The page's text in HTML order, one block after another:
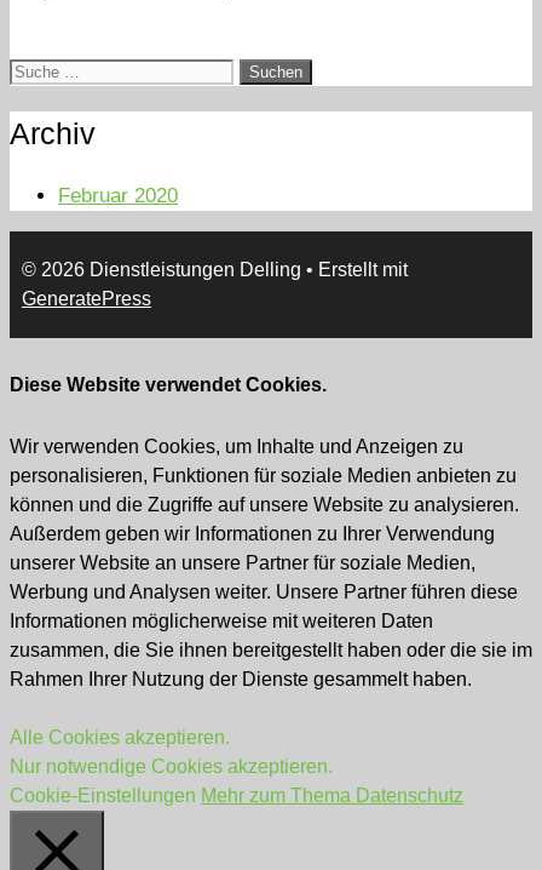
Suche
Archiv
Februar 2020
© 2026 Dienstleistungen Delling • Erstellt mit
GeneratePress
Diese Website verwendet Cookies.
Wir verwenden Cookies, um Inhalte und Anzeigen zu
personalisieren, Funktionen für soziale Medien anbieten zu
können und die Zugriffe auf unsere Website zu analysieren.
Außerdem geben wir Informationen zu Ihrer Verwendung
unserer Website an unsere Partner für soziale Medien,
Werbung und Analysen weiter. Unsere Partner führen diese
Informationen möglicherweise mit weiteren Daten
zusammen, die Sie ihnen bereitgestellt haben oder die sie im
Rahmen Ihrer Nutzung der Dienste gesammelt haben.
Alle Cookies akzeptieren.
Nur notwendige Cookies akzeptieren.
Cookie-Einstellungen Mehr zum Thema Datenschutz